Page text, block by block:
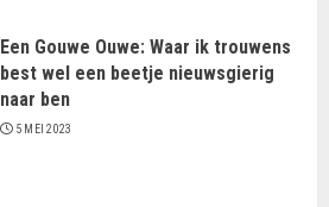
Een Gouwe Ouwe: Waar ik trouwens
best wel een beetje nieuwsgierig
naar ben
5 MEI 2023